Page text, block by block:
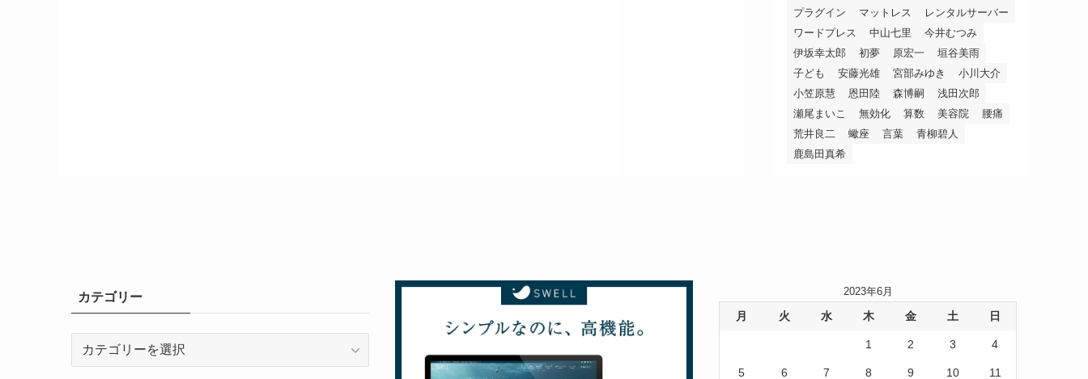
プラグイン
マットレス
レンタルサーバー
ワードプレス
中山七里
今井むつみ
伊坂幸太郎
初夢 原宏一
垣谷美雨
子ども
安藤光雄 宮部みゆき
小川大介
小笠原慧
恩田陸 森博嗣
浅田次郎
瀬尾まいこ
無効化 算数 美容院
腰痛
荒井良二
蠍座 言葉
青柳碧人
鹿島田真希
カテゴリー
テ
2023年6月
月 火 水 木 金 土 日
1 2 3 4
5 6 7 8 9 10 11